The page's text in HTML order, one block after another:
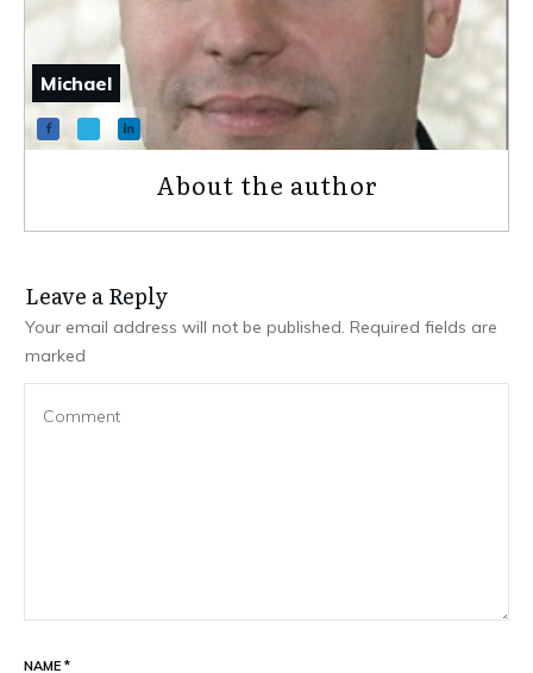
Michael
About the author
Leave a Repl​​​​​y
Your email address will not be published. Required fields are
marked
NAME *